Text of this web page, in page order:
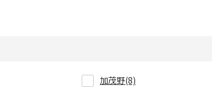
加茂野(8)